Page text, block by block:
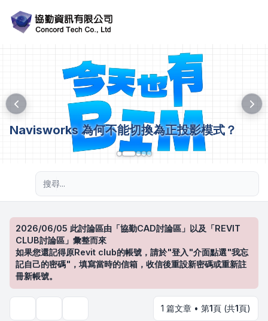
Navisworks 為何不能切換為正投影模式？
2026/06/05 此討論區由「協勤CAD討論區」以及「REVIT
CLUB討論區」彙整而來
如果您還記得原Revit club的帳號，請於"登入"介面點選"我忘
記自己的密碼"，填寫當時的信箱，收信後重設新密碼或重新註
冊新帳號。
1 篇文章 • 第1頁 (共1頁)